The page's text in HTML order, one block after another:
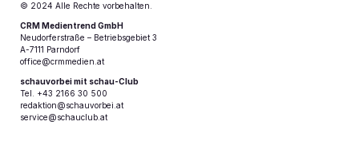
© 2024 Alle Rechte vorbehalten.
CRM Medientrend GmbH
Neudorferstraße – Betriebsgebiet 3
A-7111 Parndorf
office@crmmedien.at
schauvorbei mit schau-Club
Tel. +43 2166 30 500
redaktion@schauvorbei.at
service@schauclub.at